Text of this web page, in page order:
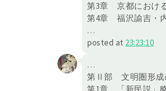
第3章 京都におけ
第4章 福沢諭吉・
…
posted at 23:23:10
…
第Ⅱ部 文明圏形成